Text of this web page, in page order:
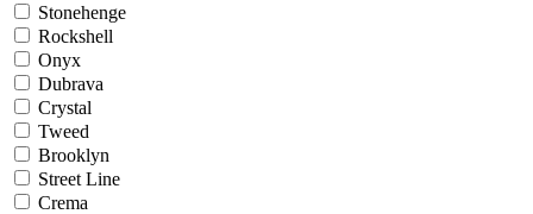
Stonehenge
Rockshell
Onyx
Dubrava
Crystal
Tweed
Brooklyn
Street Line
Crema